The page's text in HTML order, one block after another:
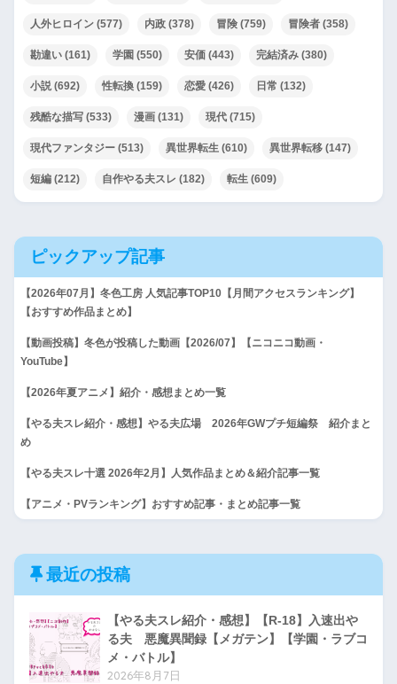
人外ヒロイン (577) 内政 (378) 冒険 (759) 冒険者 (358)
勘違い (161) 学園 (550) 安価 (443) 完結済み (380)
小説 (692) 性転換 (159) 恋愛 (426) 日常 (132)
残酷な描写 (533) 漫画 (131) 現代 (715)
現代ファンタジー (513) 異世界転生 (610) 異世界転移 (147)
短編 (212) 自作やる夫スレ (182) 転生 (609)
ピックアップ記事
【2026年07月】冬色工房 人気記事TOP10【月間アクセスランキング】
【おすすめ作品まとめ】
【動画投稿】冬色が投稿した動画【2026/07】【ニコニコ動画・
YouTube】
【2026年夏アニメ】紹介・感想まとめ一覧
【やる夫スレ紹介・感想】やる夫広場 2026年GWプチ短編祭 紹介まと
め
【やる夫スレ十選 2026年2月】人気作品まとめ＆紹介記事一覧
【アニメ・PVランキング】おすすめ記事・まとめ記事一覧
最近の投稿
【やる夫スレ紹介・感想】【R-18】入速出や
る夫 悪魔異聞録【メガテン】【学園・ラブコ
メ・バトル】
2026年8月7日